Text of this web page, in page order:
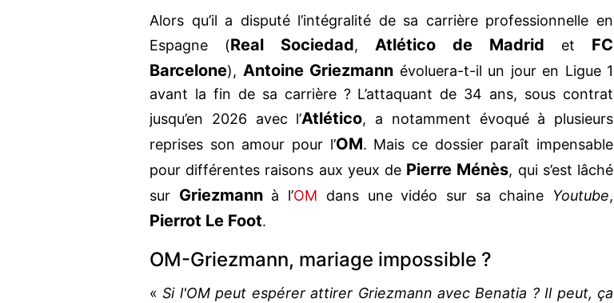
Alors qu’il a disputé l’intégralité de sa carrière professionnelle en
Espagne (Real Sociedad, Atlético de Madrid et FC
Barcelone), Antoine Griezmann évoluera-t-il un jour en Ligue 1
avant la fin de sa carrière ? L’attaquant de 34 ans, sous contrat
jusqu’en 2026 avec l’Atlético, a notamment évoqué à plusieurs
reprises son amour pour l’OM. Mais ce dossier paraît impensable
pour différentes raisons aux yeux de Pierre Ménès, qui s’est lâché
sur Griezmannà l’OM dans une vidéo sur sa chaine Youtube,
Pierrot Le Foot.
OM-Griezmann, mariage impossible ?
«Si l'OM peut espérer attirer Griezmann avec Benatia ? Il peut, ça